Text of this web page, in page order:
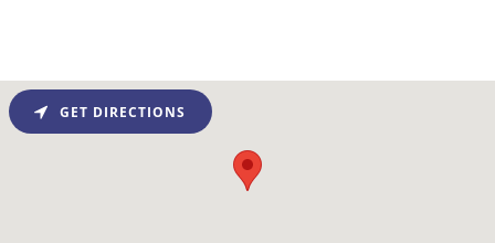
GET DIRECTIONS